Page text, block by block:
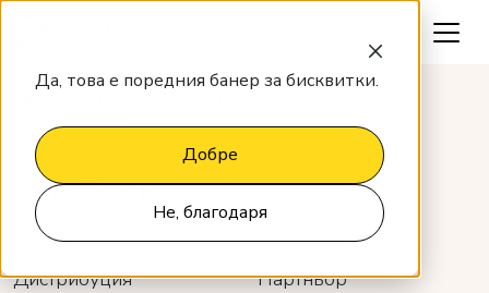
Да, това е поредния банер за бисквитки.
Добре
Не, благодаря
RateTiger
КАТЕГОРИЯ
Дистрибуция
РАЗРАБОТЧИК
Партньор